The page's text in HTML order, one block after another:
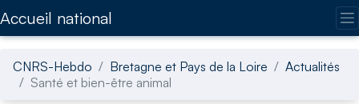
Accueil national
CNRS-Hebdo Bretagne et Pays de la Loire
Actualités
Santé et bien-être animal